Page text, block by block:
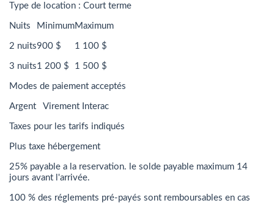
Type de location : Court terme
Nuits MinimumMaximum
2 nuits900 $ 1 100 $
3 nuits1 200 $ 1 500 $
Modes de paiement acceptés
Argent Virement Interac
Taxes pour les tarifs indiqués
Plus taxe hébergement
25% payable a la reservation. le solde payable maximum 14
jours avant l'arrivée.
100 % des réglements pré-payés sont remboursables en cas